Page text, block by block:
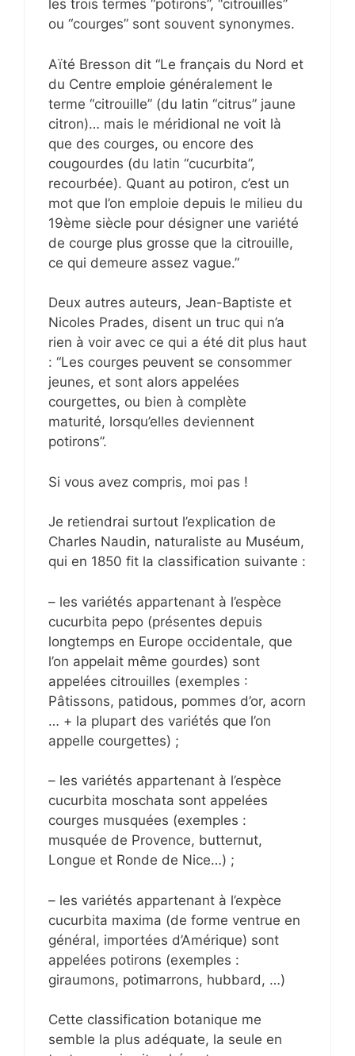
les trois termes “potirons”, “citrouilles”
ou “courges” sont souvent synonymes.
Aïté Bresson dit “Le français du Nord et
du Centre emploie généralement le
terme “citrouille” (du latin “citrus” jaune
citron)… mais le méridional ne voit là
que des courges, ou encore des
cougourdes (du latin “cucurbita”,
recourbée). Quant au potiron, c’est un
mot que l’on emploie depuis le milieu du
19ème siècle pour désigner une variété
de courge plus grosse que la citrouille,
ce qui demeure assez vague.”
Deux autres auteurs, Jean-Baptiste et
Nicoles Prades, disent un truc qui n’a
rien à voir avec ce qui a été dit plus haut
: “Les courges peuvent se consommer
jeunes, et sont alors appelées
courgettes, ou bien à complète
maturité, lorsqu’elles deviennent
potirons”.
Si vous avez compris, moi pas !
Je retiendrai surtout l’explication de
Charles Naudin, naturaliste au Muséum,
qui en 1850 fit la classification suivante :
– les variétés appartenant à l’espèce
cucurbita pepo (présentes depuis
longtemps en Europe occidentale, que
l’on appelait même gourdes) sont
appelées citrouilles (exemples :
Pâtissons, patidous, pommes d’or, acorn
… + la plupart des variétés que l’on
appelle courgettes) ;
– les variétés appartenant à l’espèce
cucurbita moschata sont appelées
courges musquées (exemples :
musquée de Provence, butternut,
Longue et Ronde de Nice…) ;
– les variétés appartenant à l’expèce
cucurbita maxima (de forme ventrue en
général, importées d’Amérique) sont
appelées potirons (exemples :
giraumons, potimarrons, hubbard, …)
Cette classification botanique me
semble la plus adéquate, la seule en